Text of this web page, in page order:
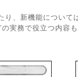
新機能について
務で役立つ内容も